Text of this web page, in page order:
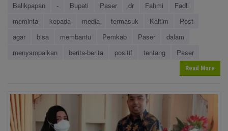
Balikpapan - Bupati Paser dr Fahmi
Fadli
meminta
kepada media termasuk Kaltim
Post
agar
bisa membantu Pemkab Paser
dalam
menyampaikan
berita-berita positif tentang Paser
Read More